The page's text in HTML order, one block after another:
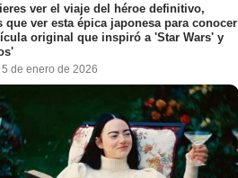
ver el viaje del héroe definitivo,
que ver esta épica japonesa para conocer
original que inspiró a 'Star Wars' y
de enero de 2026